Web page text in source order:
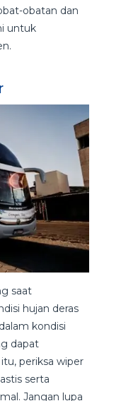
obatan dan
untuk
saat
hujan deras
kondisi
dapat
periksa wiper
serta
Jangan lupa